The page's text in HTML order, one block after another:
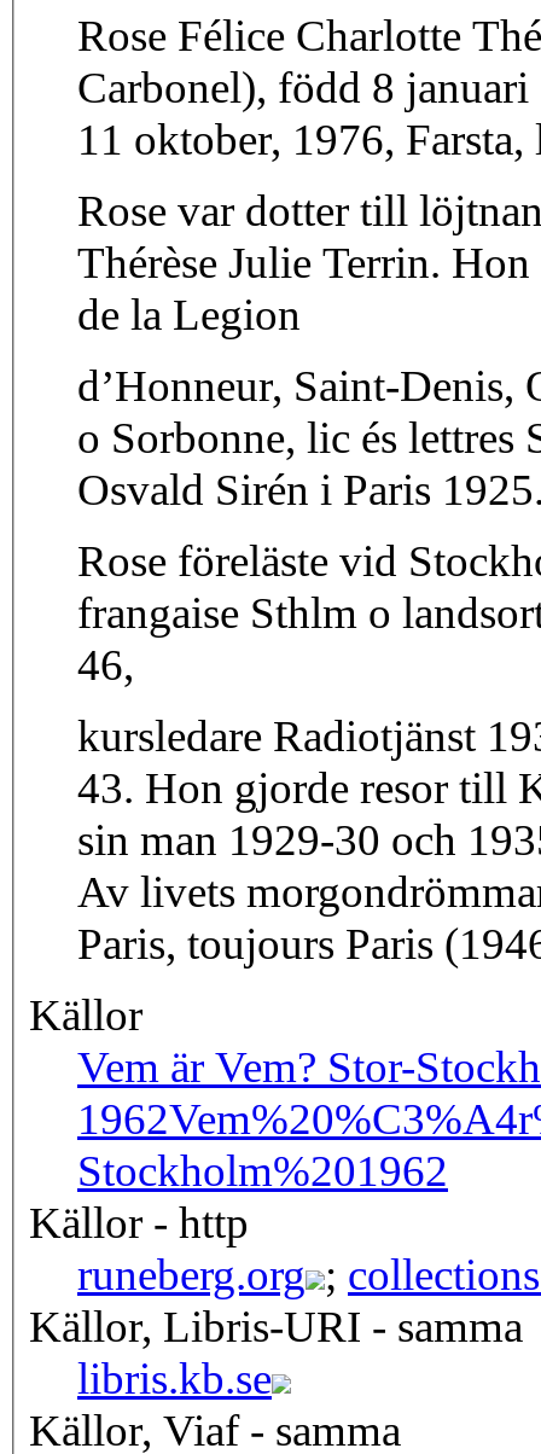
Rose Félice Charlotte
Carbonel), född 8
11 oktober, 1976,
Rose var dotter till
Thérèse Julie Terrin.
de la Legion
d’Honneur, Saint-
o Sorbonne, lic és lettres
Osvald Sirén i Paris
Rose föreläste vid
frangaise Sthlm o
46,
kursledare Radiotjänst
43. Hon gjorde resor till
sin man 1929-30 och
Av livets
Paris, toujours Paris
Källor
Vem är Vem? Stor-
1962
Stockholm%201962
Källor - http
runeberg.org ;
Källor, Libris-URI - samma
libris.kb.se
Källor, Viaf - samma